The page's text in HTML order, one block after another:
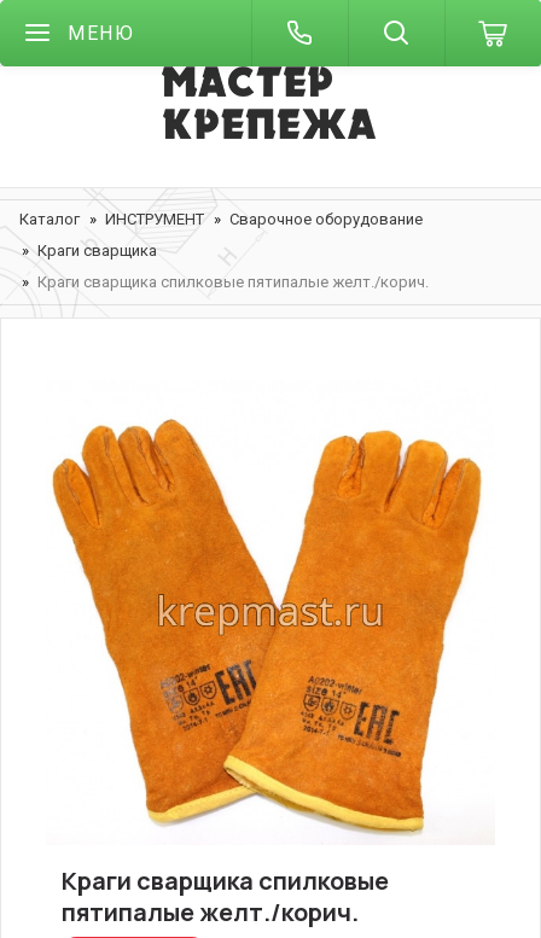
МЕНЮ
Каталог ИНСТРУМЕНТ
Сварочное оборудование
Краги сварщика
Краги сварщика спилковые пятипалые желт./корич.
Краги сварщика спилковые
пятипалые желт./корич.